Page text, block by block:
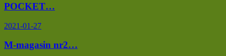
POCKET…
2021-01-27
M-magasin nr2…